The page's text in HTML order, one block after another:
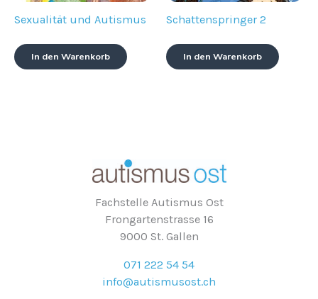
Sexualität und Autismus
In den Warenkorb
Schattenspringer 2
In den Warenkorb
Fachstelle Autismus Ost
Frongartenstrasse 16
9000 St. Gallen
071 222 54 54
info@autismusost.ch